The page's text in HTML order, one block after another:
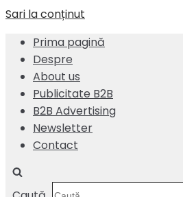
Sari la conținut
Prima pagină
Despre
About us
Publicitate B2B
B2B Advertising
Newsletter
Contact